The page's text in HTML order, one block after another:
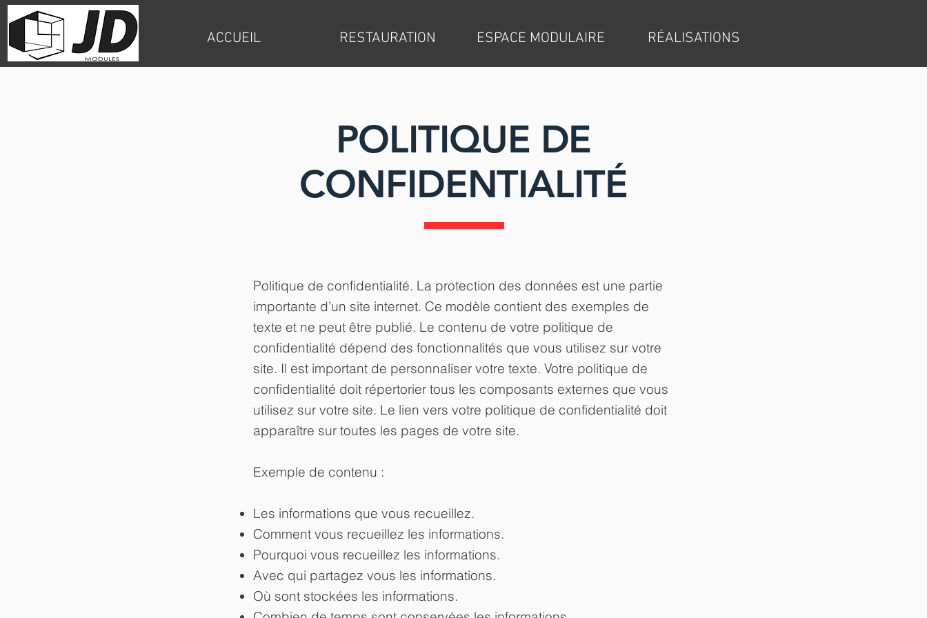
ACCUEIL RESTAURATION ESPACE MODULAIRE RÉALISATIONS
POLITIQUE DE
CONFIDENTIALITÉ
Politique de confidentialité. La protection des données est une partie
importante d’un site internet. Ce modèle contient des exemples de
texte et ne peut être publié. Le contenu de votre politique de
confidentialité dépend des fonctionnalités que vous utilisez sur votre
site. Il est important de personnaliser votre texte. Votre politique de
confidentialité doit répertorier tous les composants externes que vous
utilisez sur votre site. Le lien vers votre politique de confidentialité doit
apparaître sur toutes les pages de votre site.
Exemple de contenu :
Les informations que vous recueillez.
Comment vous recueillez les informations.
Pourquoi vous recueillez les informations.
Avec qui partagez vous les informations.
Où sont stockées les informations.